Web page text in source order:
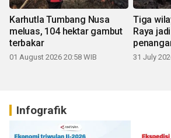
Karhutla Tumbang Nusa
meluas, 104 hektar gambut
terbakar
01 August 2026 20:58 WIB
Tiga
Raya
31 July
Infografik